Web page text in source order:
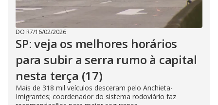
DO R7/16/02/2026
SP: veja os melhores horários
para subir a serra rumo à capital
nesta terça (17)
Mais de 318 mil veículos desceram pelo Anchieta-
Imigrantes; coordenador do sistema rodoviário faz